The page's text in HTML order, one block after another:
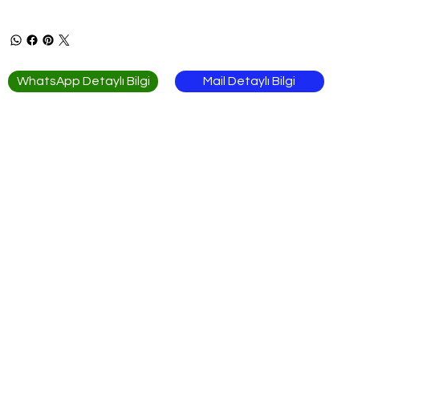
WhatsApp Detaylı Bilgi Mail Detaylı Bilgi